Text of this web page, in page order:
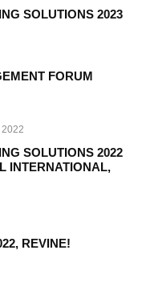
SOLUTIONS 2023
FORUM
2022
SOLUTIONS 2022
INTERNATIONAL,
REVINE!